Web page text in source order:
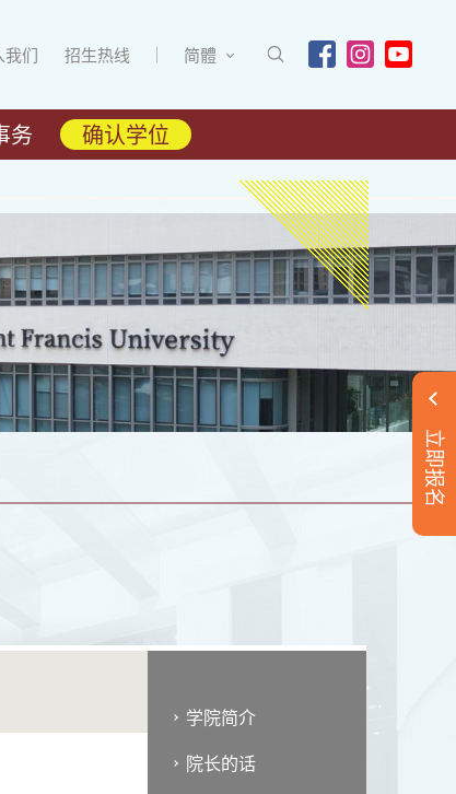
我们 招生热线 简體
务 确认学位
立即报名
学院简介
院长的话